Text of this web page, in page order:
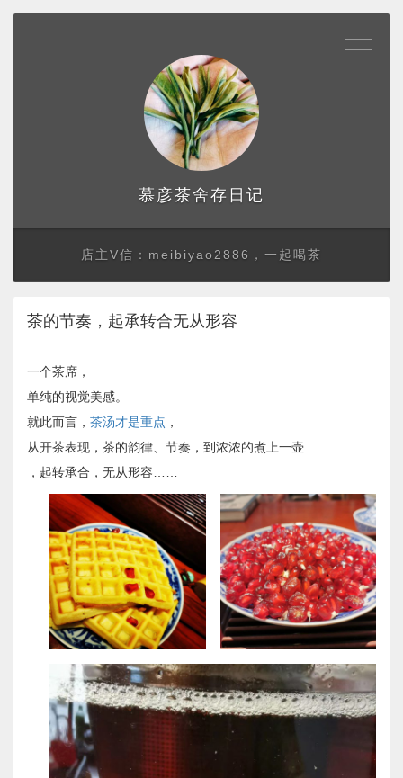
慕彦茶舍存日记
店主V信：meibiyao2886，一起喝茶
茶的节奏，起承转合无从形容
一个茶席，
单纯的视觉美感。
就此而言， 茶汤才是重点 ，
从开茶表现，茶的韵律、节奏，到浓浓的煮上一壶
，起转承合，无从形容……